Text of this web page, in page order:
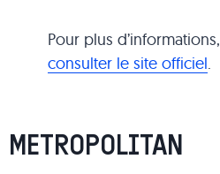
Pour plus d’informations,
consulter le site officiel.
METROPOLITAN